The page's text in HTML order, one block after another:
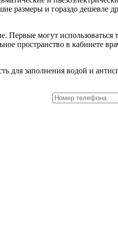
размеры и гораздо дешевле
Первые могут
пространство в кабинете
для заполнения водой и